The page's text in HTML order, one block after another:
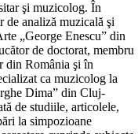
şi muzicolog. În
de analiză muzicală şi
„George Enescu” din
de doctorat, membru
România şi în
ca muzicolog la
Dima” din Cluj-
de studiile, articolele,
la simpozioane